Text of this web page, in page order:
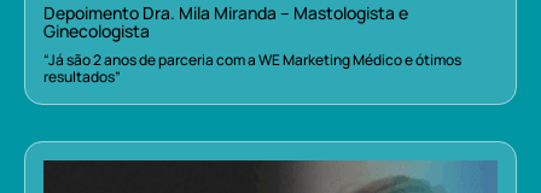
Depoimento Dra. Mila Miranda – Mastologista e
Ginecologista
“Já são 2 anos de parceria com a WE Marketing Médico e ótimos
resultados”